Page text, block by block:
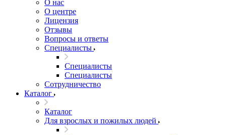
О нас
О центре
Лицензия
Отзывы
Вопросы и ответы
Специалисты
Специалисты
Специалисты
Сотрудничество
Каталог
Каталог
Для взрослых и пожилых людей